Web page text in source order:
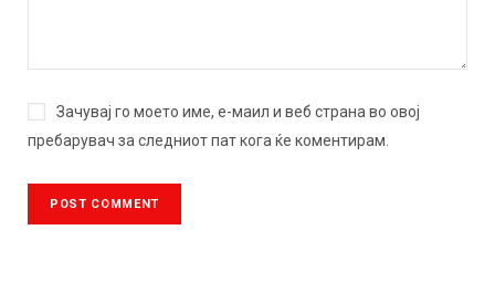
Зачувај го моето име, е-маил и веб страна во овој
пребарувач за следниот пат кога ќе коментирам.